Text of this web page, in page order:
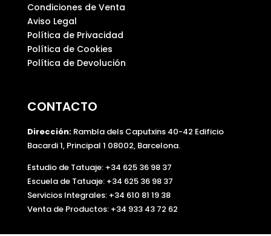
Condiciones de Venta
Aviso Legal
Política de Privacidad
Política de Cookies
Política de Devolución
CONTACTO
Dirección:Rambla dels Caputxins 40-42 Edificio
Bacardi 1, Principal 1 08002, Barcelona.
Estudio de Tatuaje: +34 625 36 98 37
Escuela de Tatuaje: +34 625 36 98 37
Servicios Integrales: +34 610 81 19 38
Venta de Productos: +34 933 43 72 62